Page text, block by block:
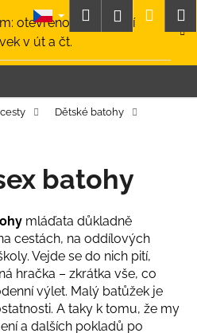
otevřeno a odesílání
v út a čt.
HledatPřihlášení
Dětské batohy
batohy
mláďata důkladně
cestách, na oddílových
Vejde se do nich pití,
hračka – zkrátka vše, co
výlet. Malý batůžek je
A taky k tomu, že my
a dalších pokladů po